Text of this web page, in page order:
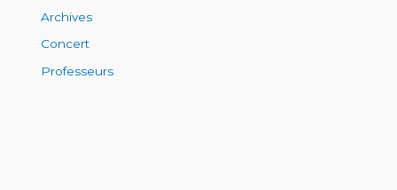
Archives
Concert
Professeurs